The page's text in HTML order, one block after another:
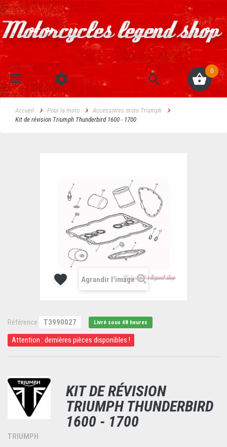
0
Accueil Pour la moto
Accessoires moto Triumph
Kit de révision Triumph Thunderbird 1600 - 1700
Agrandir l'image
Référence T3990027 Livré sous 48 heures
Attention : dernières pièces disponibles !
KIT DE RÉVISION
TRIUMPH THUNDERBIRD
1600 - 1700
TRIUMPH